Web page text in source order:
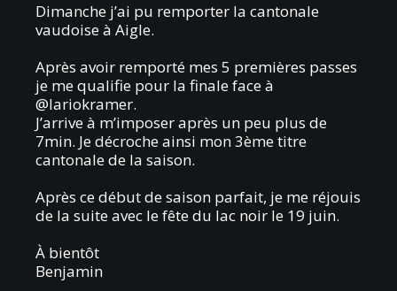
Dimanche j’ai pu remporter la cantonale
vaudoise à Aigle.
Après avoir remporté mes 5 premières passes
je me qualifie pour la finale face à
@lariokramer.
J’arrive à m’imposer après un peu plus de
7min. Je décroche ainsi mon 3ème titre
cantonale de la saison.
Après ce début de saison parfait, je me réjouis
de la suite avec le fête du lac noir le 19 juin.
À bientôt
Benjamin